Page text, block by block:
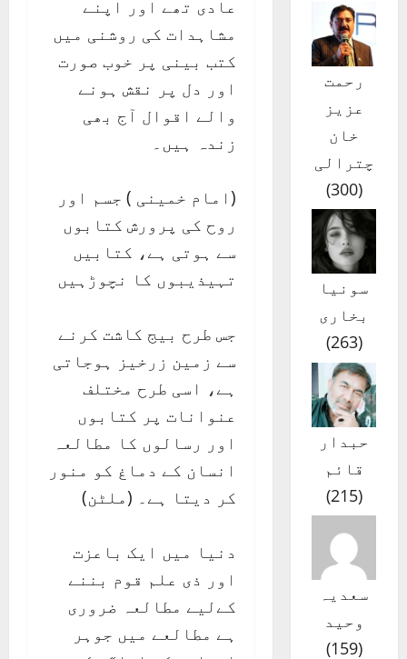
عادی تھے اور اپنے
مشاہدات کی روشنی میں
کتب بینی پر خوب صورت
اور دل پر نقش ہونے
والے اقوال آج بھی
زندہ ہیں۔
(امام خمینی ) جسم اور
روح کی پرورش کتابوں
سے ہوتی ہے، کتابیں
تہیذیبوں کا نچوڑہیں
جس طرح بیج کاشت کرنے
سے زمین زرخیز ہوجاتی
ہے، اسی طرح مختلف
عنوانات پر کتابوں
اور رسالوں کا مطالعہ
انسان کے دماغ کو منور
کر دیتا ہے۔ (ملٹن)
دنیا میں ایک باعزت
اور ذی علم قوم بننے
کےلیے مطالعہ ضروری
ہے مطالعے میں جوہر
رحمت
عزیز
خان
چترالی
(
300
)
سونیا
بخاری
(
263
)
حبدار
قائم
(
215
)
سعدیہ
وحید
(
159
)